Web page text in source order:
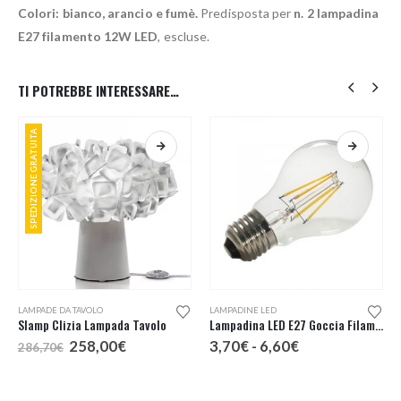
Colori: bianco, arancio e fumè. Predisposta per n. 2 lampadina
E27 filamento 12W LED, escluse.
TI POTREBBE INTERESSARE…
SPEDIZIONE GRATUITA
LAMPADE DA TAVOLO
Slamp Clizia Lampada Tavolo
286,70€ Il
prezzo
258,00€Il
LAMPADINE LED
Lampadina LED E27 Goccia Filamento
3,70€ - 6,60€Fascia